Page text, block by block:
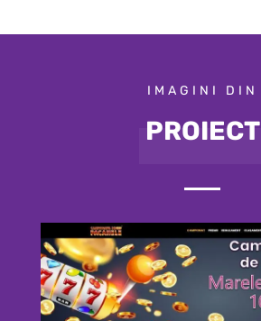
IMAGINI DIN
PROIECT